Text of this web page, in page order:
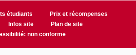
étudiants
Prix et récompenses
Infos site
Plan de site
non conforme